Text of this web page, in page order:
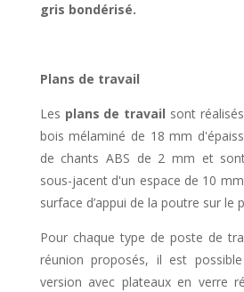
gris bondérisé.
Plans de travail
Les plans de travail sont
bois mélaminé de 18 mm
de chants ABS de 2 mm et
sous-jacent d'un espace de 10
surface d’appui de la poutre sur le
Pour chaque type de poste de
réunion proposés, il est
version avec plateaux en verre